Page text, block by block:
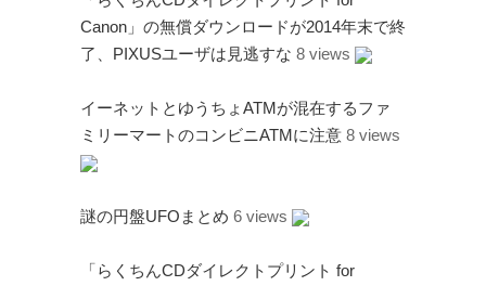
Canon」の無償ダウンロードが2014年末で終
了、PIXUSユーザは見逃すな 8 views
イーネットとゆうちょATMが混在するファ
ミリーマートのコンビニATMに注意 8 views
謎の円盤UFOまとめ 6 views
「らくちんCDダイレクトプリント for